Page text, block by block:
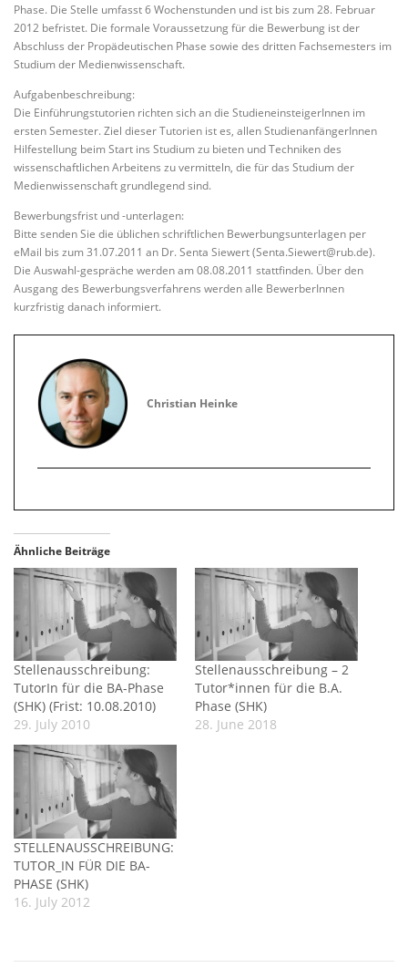
Phase. Die Stelle umfasst 6 Wochenstunden und ist bis zum 28. Februar
2012 befristet. Die formale Voraussetzung für die Bewerbung ist der
Abschluss der Propädeutischen Phase sowie des dritten Fachsemesters im
Studium der Medienwissenschaft.
Aufgabenbeschreibung:
Die Einführungstutorien richten sich an die StudieneinsteigerInnen im
ersten Semester. Ziel dieser Tutorien ist es, allen StudienanfängerInnen
Hilfestellung beim Start ins Studium zu bieten und Techniken des
wissenschaftlichen Arbeitens zu vermitteln, die für das Studium der
Medienwissenschaft grundlegend sind.
Bewerbungsfrist und -unterlagen:
Bitte senden Sie die üblichen schriftlichen Bewerbungsunterlagen per
eMail bis zum 31.07.2011 an Dr. Senta Siewert (Senta.Siewert@rub.de).
Die Auswahl-gespräche werden am 08.08.2011 stattfinden. Über den
Ausgang des Bewerbungsverfahrens werden alle BewerberInnen
kurzfristig danach informiert.
Christian Heinke
Ähnliche Beiträge
Stellenausschreibung:
TutorIn für die BA-Phase
(SHK) (Frist: 10.08.2010)
29. July 2010
Stellenausschreibung – 2
Tutor*innen für die B.A.
Phase (SHK)
28. June 2018
STELLENAUSSCHREIBUNG:
TUTOR_IN FÜR DIE BA-
PHASE (SHK)
16. July 2012